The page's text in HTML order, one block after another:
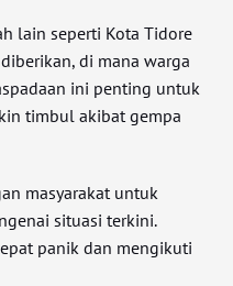
lain seperti Kota Tidore
di mana warga
ini penting untuk
timbul akibat gempa
masyarakat untuk
situasi terkini.
panik dan mengikuti